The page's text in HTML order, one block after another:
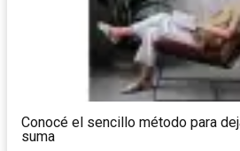
Conocé el sencillo método para
suma